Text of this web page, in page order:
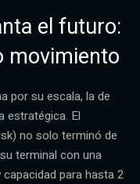
el futuro:
movimiento
por su escala, la de
estratégica. El
no solo terminó de
terminal con una
para hasta 2